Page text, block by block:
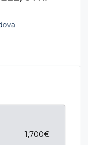
1,700€